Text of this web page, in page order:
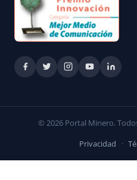
© 2026 Portal Minero.
Privacidad ·